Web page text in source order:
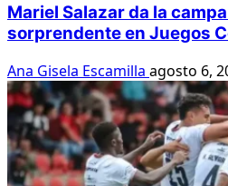
Mariel Salazar da la
sorprendente en Juegos
Ana Gisela Escamilla agosto 6,